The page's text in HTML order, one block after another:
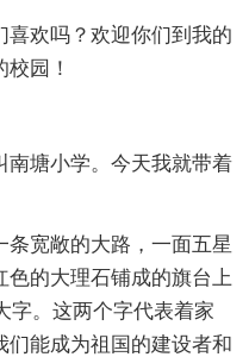
喜欢吗？欢迎你们到我的
园！
南塘小学。今天我就带着
宽敞的大路，一面五星
的大理石铺成的旗台上
字。这两个字代表着家
能成为祖国的建设者和